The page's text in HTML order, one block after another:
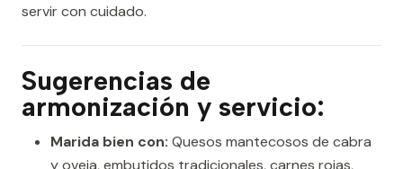
servir con cuidado.
Sugerencias de
armonización y servicio:
Marida bien con: Quesos mantecosos de cabra